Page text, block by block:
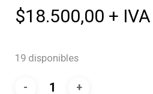
$18.500,00 + IVA
19 disponibles